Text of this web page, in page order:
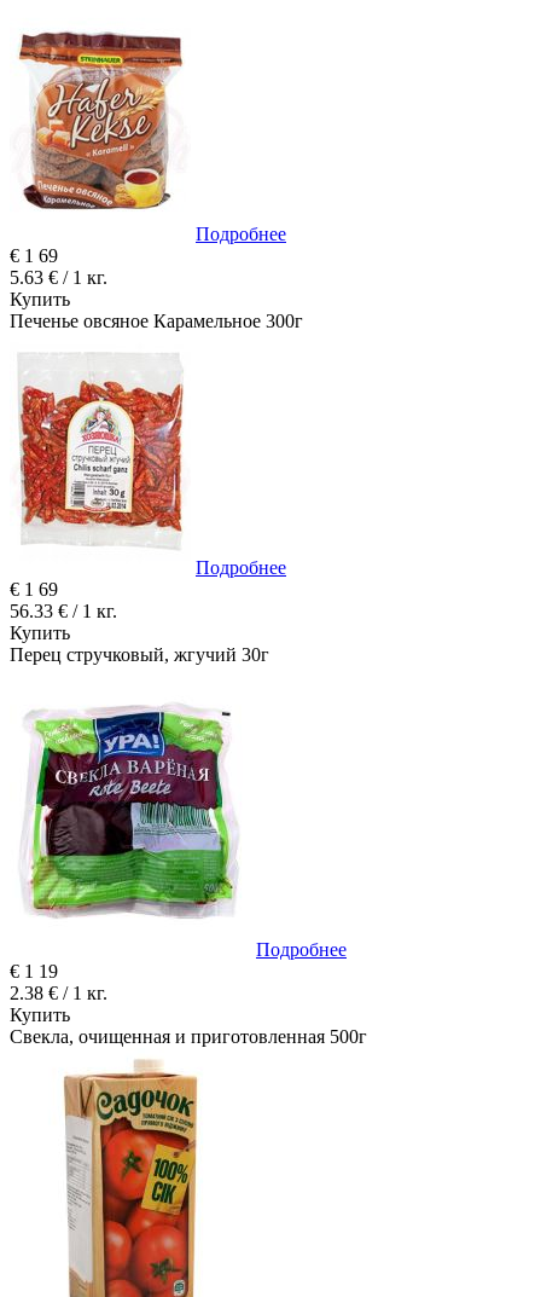
Подробнее
€ 1 69
5.63 € / 1 кг.
Купить
Печенье овсяное Карамельное 300г
Подробнее
€ 1 69
56.33 € / 1 кг.
Купить
Перец стручковый, жгучий 30г
Подробнее
€ 1 19
2.38 € / 1 кг.
Купить
Свекла, очищенная и приготовленная 500г